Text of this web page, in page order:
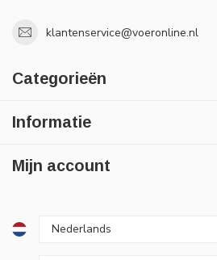
klantenservice@voeronline.nl
Categorieën
Informatie
Mijn account